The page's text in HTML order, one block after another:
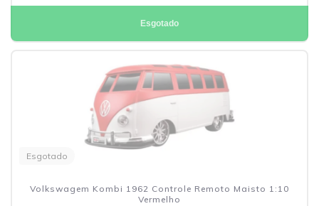
Esgotado
Esgotado
Volkswagem Kombi 1962 Controle Remoto Maisto 1:10
Vermelho